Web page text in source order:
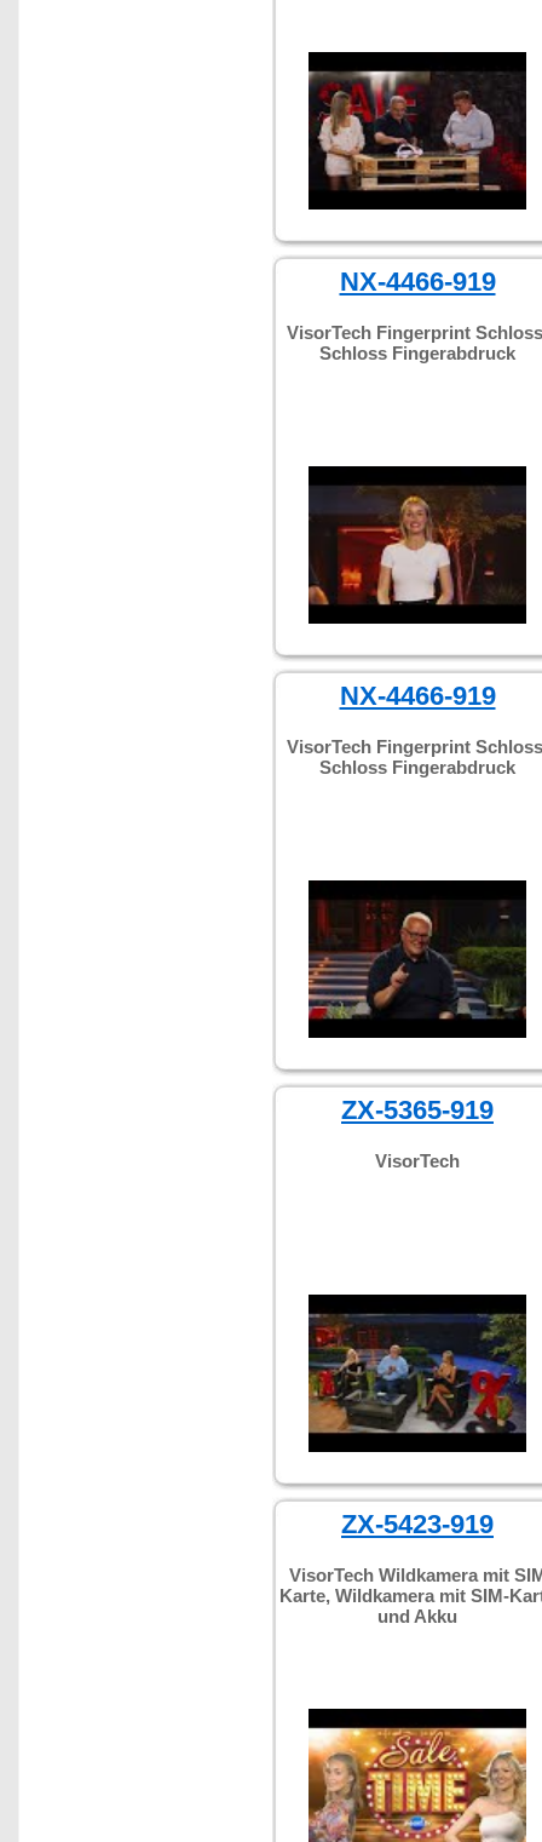
NX-4466-919
VisorTech Fingerprint
Schloss Fingerabdruck
NX-4466-919
VisorTech Fingerprint
Schloss Fingerabdruck
ZX-5365-919
VisorTech
ZX-5423-919
VisorTech Wildkamera mit
Karte, Wildkamera mit SIM-
und Akku